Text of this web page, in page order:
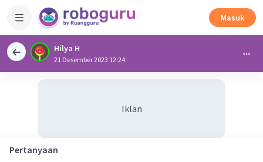
Masuk
Hilya H
21 Desember 2023 12:24
Iklan
Pertanyaan